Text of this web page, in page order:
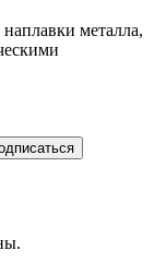
металла,